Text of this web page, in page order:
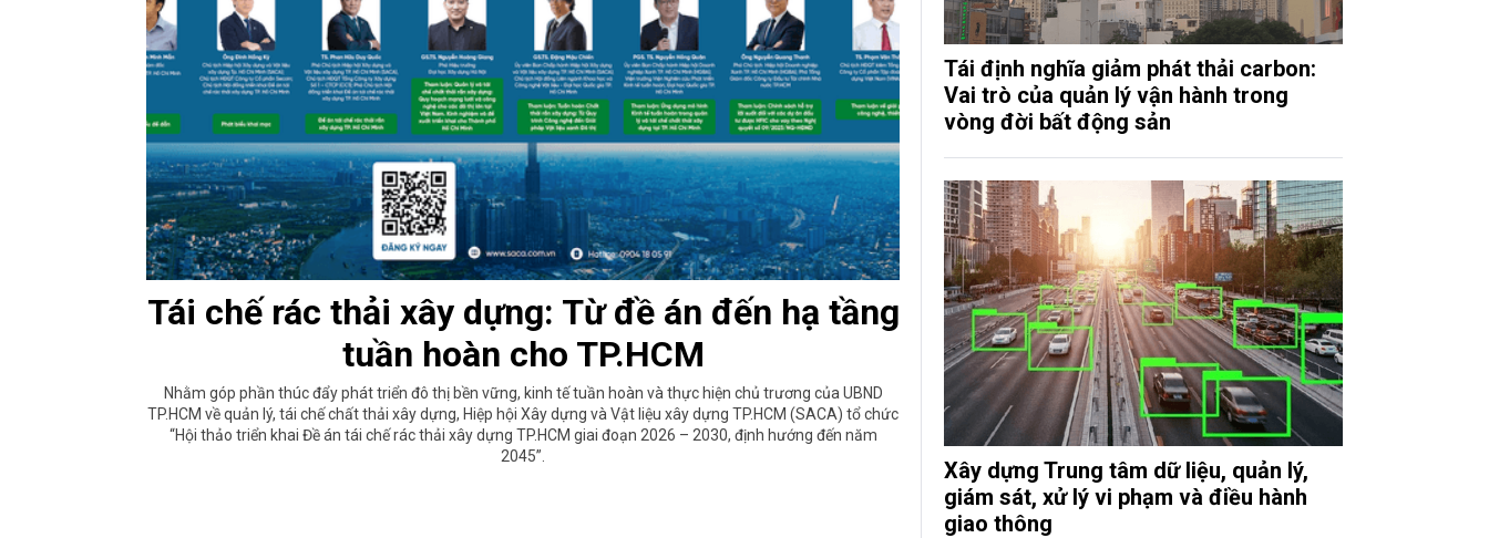
Tái chế rác thải xây dựng: Từ đề án đến hạ tầng
tuần hoàn cho TP.HCM
Nhằm góp phần thúc đẩy phát triển đô thị bền vững, kinh tế tuần hoàn và thực hiện chủ trương của UBND
TP.HCM về quản lý, tái chế chất thải xây dựng, Hiệp hội Xây dựng và Vật liệu xây dựng TP.HCM (SACA) tổ chức
“Hội thảo triển khai Đề án tái chế rác thải xây dựng TP.HCM giai đoạn 2026 – 2030, định hướng đến năm
2045”.
Tái định nghĩa giảm phát thải carbon:
Vai trò của quản lý vận hành trong
vòng đời bất động sản
Xây dựng Trung tâm dữ liệu, quản lý,
giám sát, xử lý vi phạm và điều hành
giao thông